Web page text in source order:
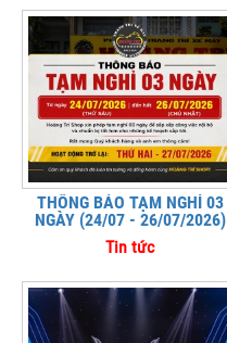
THÔNG BÁO TẠM NGHỈ 03
NGÀY (24/07 - 26/07/2026)
Tin tức